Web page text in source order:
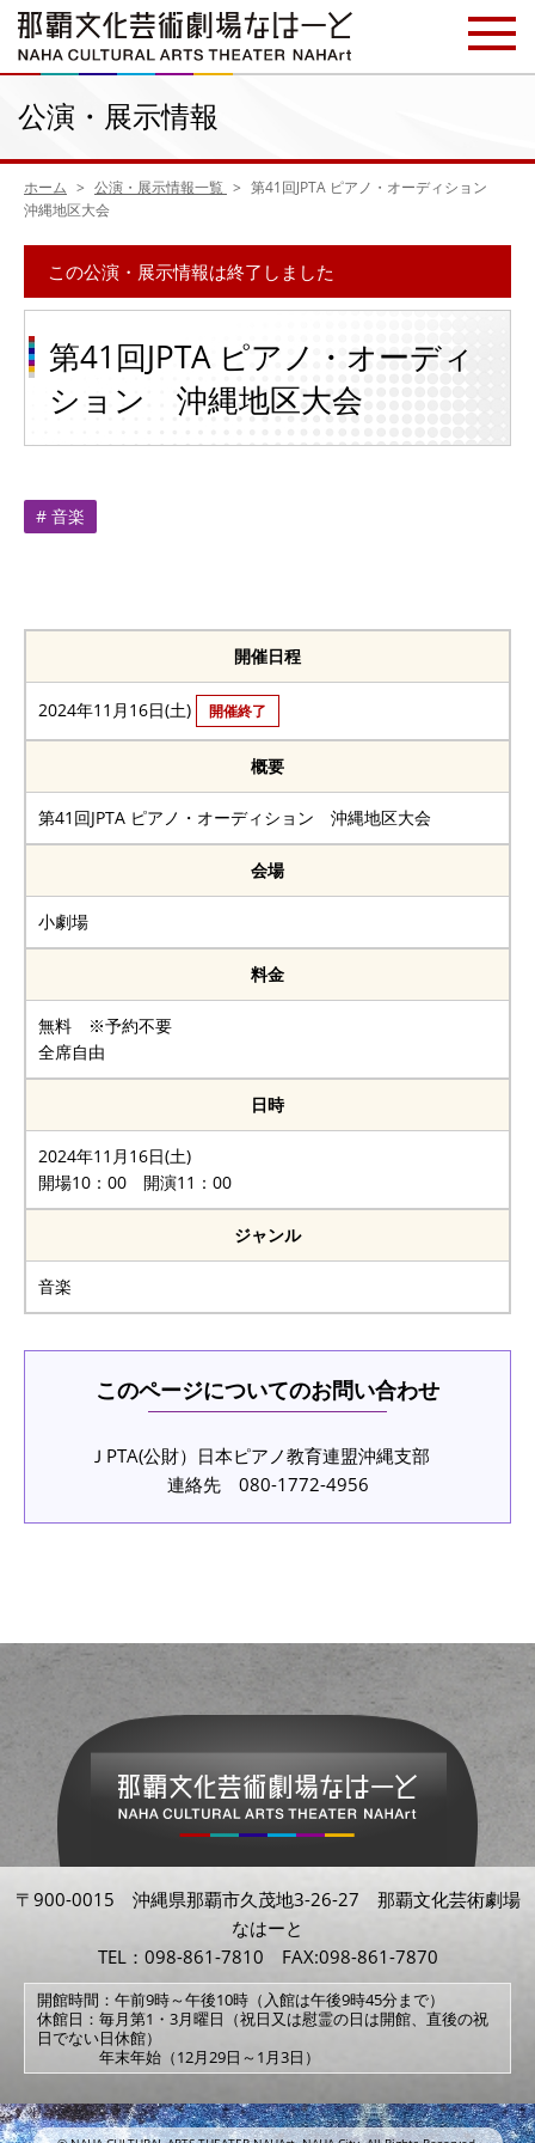
公演・展示情報
ホーム 公演・展示情報一覧
第41回JPTA ピアノ・オーディション
沖縄地区大会
この公演・展示情報は終了しました
第41回JPTA ピアノ・オーディ
ション 沖縄地区大会
# 音楽
開催日程
2024年11月16日(土) 開催終了
概要
第41回JPTA ピアノ・オーディション 沖縄地区大会
会場
小劇場
料金
無料 ※予約不要
全席自由
日時
2024年11月16日(土)
開場10：00 開演11：00
ジャンル
音楽
このページについてのお問い合わせ
ＪPTA(公財）日本ピアノ教育連盟沖縄支部
連絡先 080-1772-4956
〒900-0015 沖縄県那覇市久茂地3-26-27 那覇文化芸術劇場
なはーと
TEL：098-861-7810 FAX:098-861-7870
開館時間：午前9時～午後10時（入館は午後9時45分まで）
休館日：毎月第1・3月曜日（祝日又は慰霊の日は開館、直後の祝
日でない日休館）
年末年始（12月29日～1月3日）